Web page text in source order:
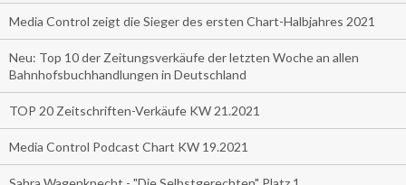
Media Control zeigt die Sieger des ersten Chart-Halbjahres 2021
Neu: Top 10 der Zeitungsverkäufe der letzten Woche an allen
Bahnhofsbuchhandlungen in Deutschland
TOP 20 Zeitschriften-Verkäufe KW 21.2021
Media Control Podcast Chart KW 19.2021